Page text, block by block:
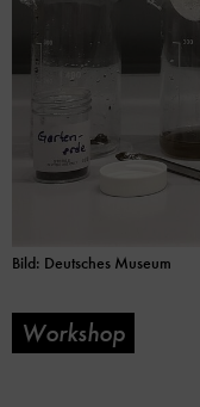
Bild: Deutsches Museum
Workshop